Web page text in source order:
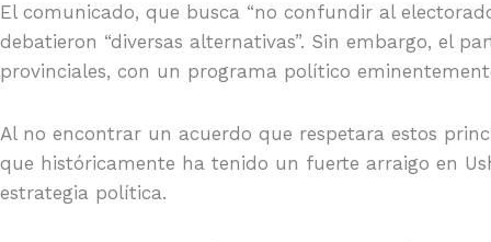
El comunicado, que busca “no confundir al
debatieron “diversas alternativas”. Sin embargo, el
provinciales, con un programa político
Al no encontrar un acuerdo que respetara estos
que históricamente ha tenido un fuerte arraigo en
estrategia política.